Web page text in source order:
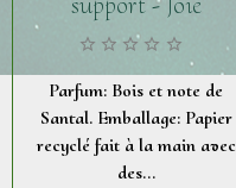
Parfum: Bois et note de
Santal. Emballage: Papier
recyclé fait à la main avec
des...